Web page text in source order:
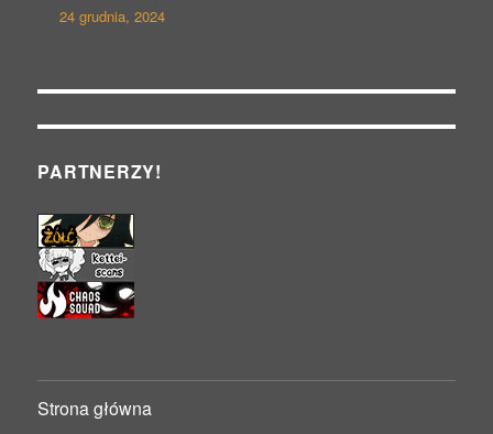
24 grudnia, 2024
PARTNERZY!
Strona główna